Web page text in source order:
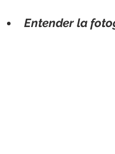
Entender la